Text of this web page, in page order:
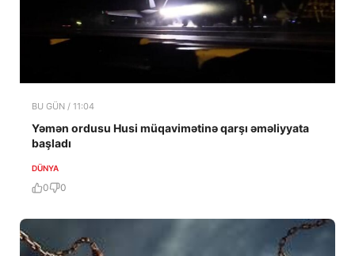
BU GÜN / 11:04
Yəmən ordusu Husi müqavimətinə qarşı əməliyyata
başladı
DÜNYA
0 0